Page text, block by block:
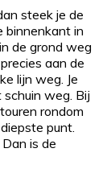
steek je de
binnenkant in
de grond weg
aan de
lijn weg. Je
weg. Bij
rondom
punt.
is de